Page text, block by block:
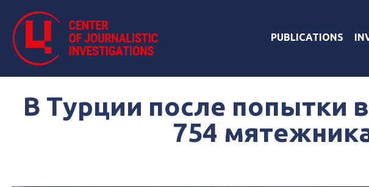
PUBLICATIONS
В Турции после попытки
754